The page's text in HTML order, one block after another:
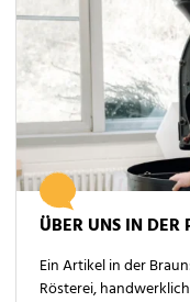
ÜBER UNS IN DER
Ein Artikel in der
Rösterei,